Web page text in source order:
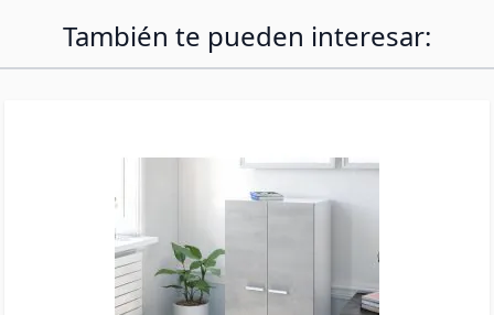
También te pueden interesar: